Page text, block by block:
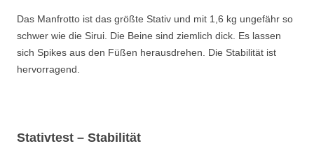
Das Manfrotto ist das größte Stativ und mit 1,6 kg ungefähr so
schwer wie die Sirui. Die Beine sind ziemlich dick. Es lassen
sich Spikes aus den Füßen herausdrehen. Die Stabilität ist
hervorragend.
Stativtest – Stabilität